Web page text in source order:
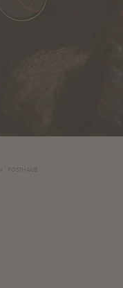
POSTHAUS